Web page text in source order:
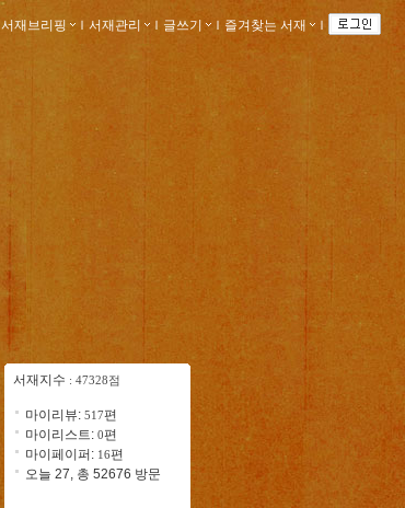
서재브리핑 ｌ 서재관리 ｌ 글쓰기 ｌ 즐겨찾는 서재 ｌ
서재지수 : 47328점
마이리뷰: 517편
마이리스트: 0편
마이페이퍼: 16편
오늘 27, 총 52676 방문